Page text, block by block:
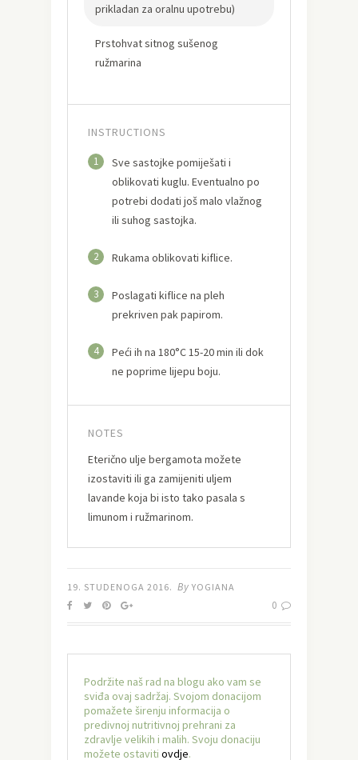
prikladan za oralnu upotrebu)
Prstohvat sitnog sušenog
ružmarina
INSTRUCTIONS
1
Sve sastojke pomiješati i
oblikovati kuglu. Eventualno po
potrebi dodati još malo vlažnog
ili suhog sastojka.
2 Rukama oblikovati kiflice.
3
Poslagati kiflice na pleh
prekriven pak papirom.
4
Peći ih na 180°C 15-20 min ili dok
ne poprime lijepu boju.
NOTES
Eterično ulje bergamota možete
izostaviti ili ga zamijeniti uljem
lavande koja bi isto tako pasala s
limunom i ružmarinom.
19. STUDENOGA 2016. By YOGIANA
0
Podržite naš rad na blogu ako vam se
sviđa ovaj sadržaj. Svojom donacijom
pomažete širenju informacija o
predivnoj nutritivnoj prehrani za
zdravlje velikih i malih. Svoju donaciju
možete ostaviti ovdje.